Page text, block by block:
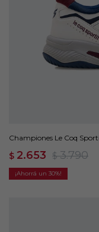
Championes Le Coq
$ 2.653 $ 3.790
30